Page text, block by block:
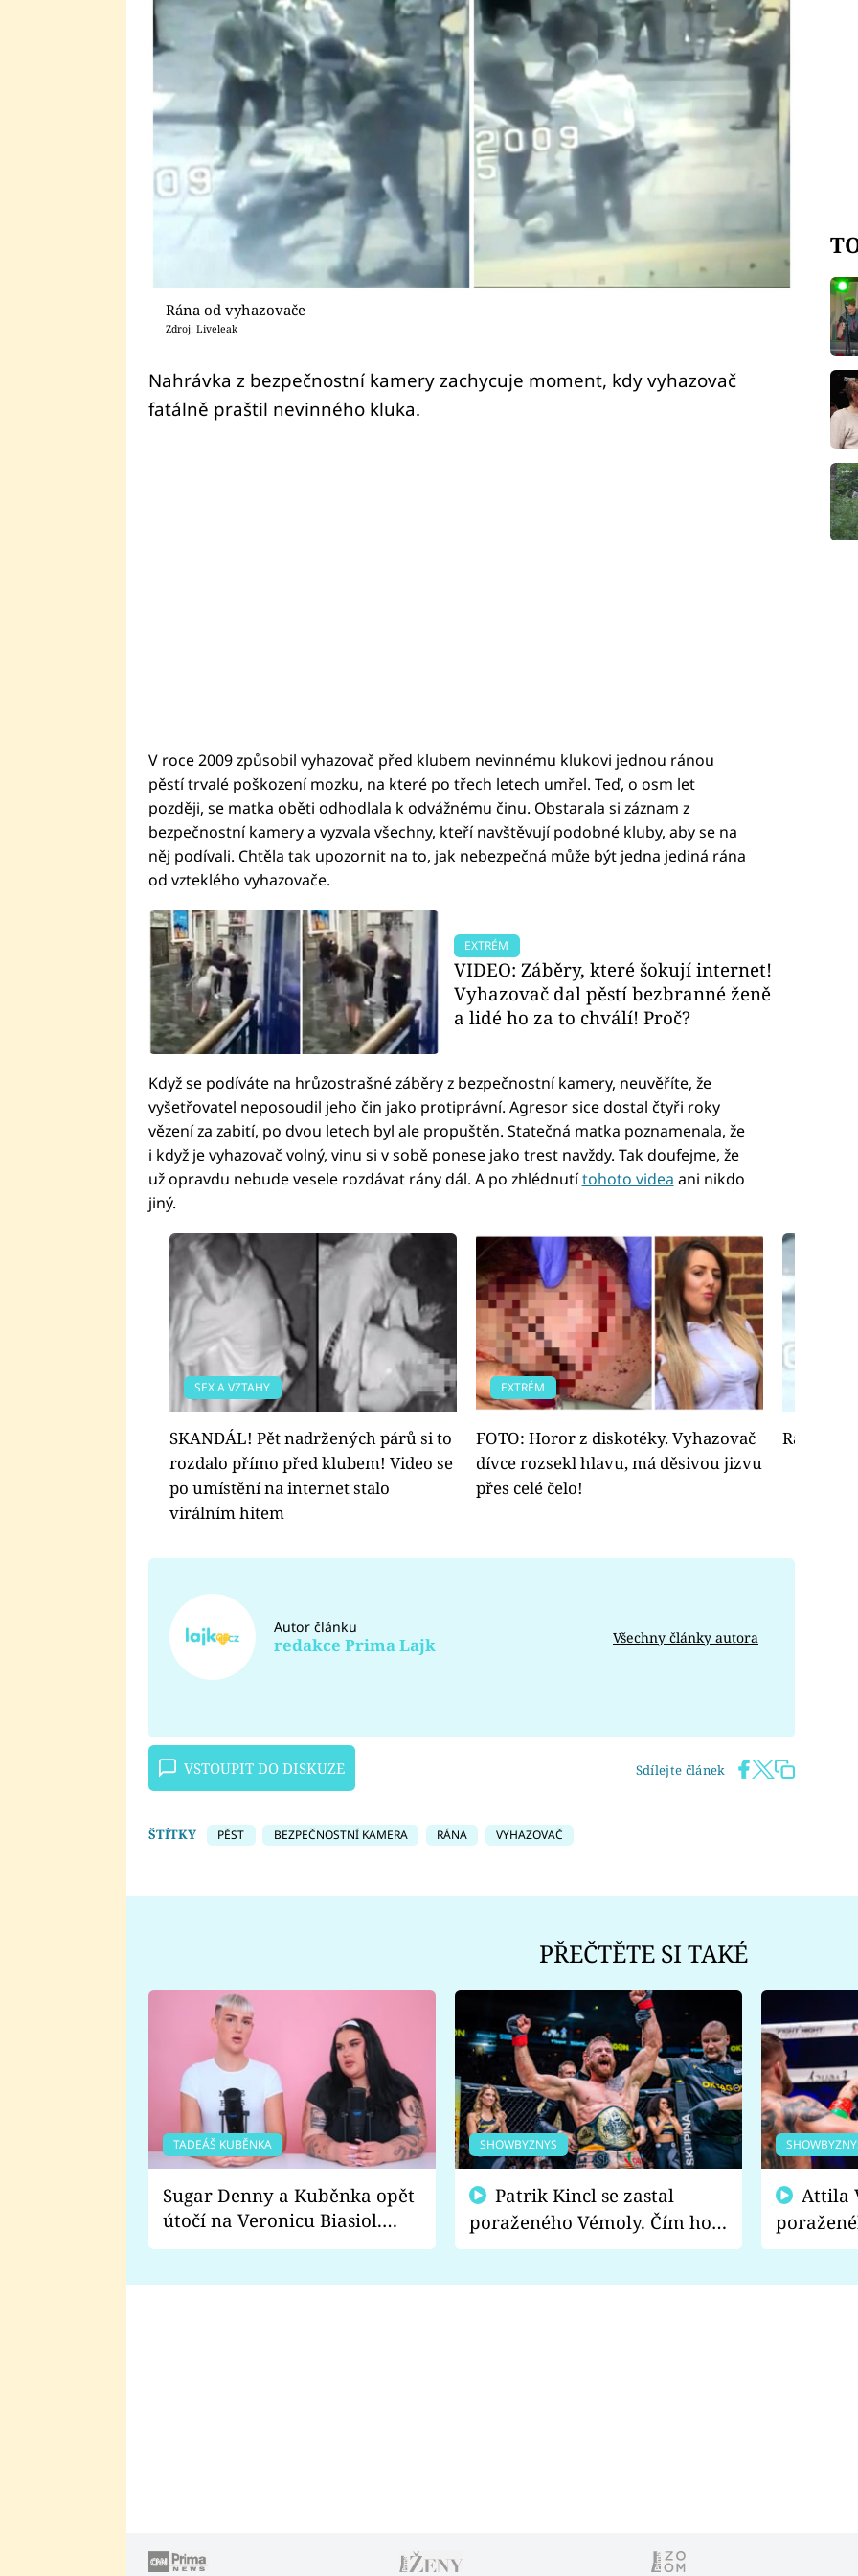
Rána od vyhazovače
Zdroj: Liveleak
Nahrávka z bezpečnostní kamery zachycuje moment, kdy vyhazovač
fatálně praštil nevinného kluka.
V roce 2009 způsobil vyhazovač před klubem nevinnému klukovi jednou ránou
pěstí trvalé poškození mozku, na které po třech letech umřel. Teď, o osm let
později, se matka oběti odhodlala k odvážnému činu. Obstarala si záznam z
bezpečnostní kamery a vyzvala všechny, kteří navštěvují podobné kluby, aby se na
něj podívali. Chtěla tak upozornit na to, jak nebezpečná může být jedna jediná rána
od vzteklého vyhazovače.
EXTRÉM
VIDEO: Záběry, které šokují internet!
Vyhazovač dal pěstí bezbranné ženě
a lidé ho za to chválí! Proč?
Když se podíváte na hrůzostrašné záběry z bezpečnostní kamery, neuvěříte, že
vyšetřovatel neposoudil jeho čin jako protiprávní. Agresor sice dostal čtyři roky
vězení za zabití, po dvou letech byl ale propuštěn. Statečná matka poznamenala, že
i když je vyhazovač volný, vinu si v sobě ponese jako trest navždy. Tak doufejme, že
už opravdu nebude vesele rozdávat rány dál. A po zhlédnutítohoto videa ani nikdo
jiný.
SEX A VZTAHY
SKANDÁL! Pět nadržených párů si to
rozdalo přímo před klubem! Video se
po umístění na internet stalo
virálním hitem
EXTRÉM
FOTO: Horor z diskotéky. Vyhazovač
dívce rozsekl hlavu, má děsivou jizvu
přes celé čelo!
Rána od
Autor článku
redakce Prima Lajk Všechny články autora
VSTOUPIT DO DISKUZE Sdílejte článek
ŠTÍTKY PĚST BEZPEČNOSTNÍ KAMERA RÁNA VYHAZOVAČ
PŘEČTĚTE SI TAKÉ
TADEÁŠ KUBĚNKA
Sugar Denny a Kuběnka opět
útočí na Veronicu Biasiol.
Proč je podle nich falešná a
SHOWBYZNYS
poraženého Vémoly. Čím ho
fanoušci naštvali?
chce